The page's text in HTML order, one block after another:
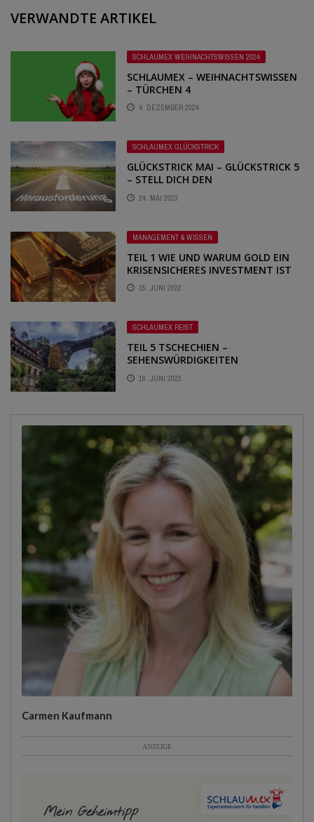
VERWANDTE ARTIKEL
SCHLAUMEX WEIHNACHTSWISSEN 2024
SCHLAUMEX – WEIHNACHTSWISSEN
– TÜRCHEN 4
4. DEZEMBER 2024
SCHLAUMEX GLÜCKSTRICK
GLÜCKSTRICK MAI – GLÜCKSTRICK 5
– STELL DICH DEN
HERAUSFORDERUNGEN
24. MAI 2023
MANAGEMENT & WISSEN
TEIL 1 WIE UND WARUM GOLD EIN
KRISENSICHERES INVESTMENT IST
15. JUNI 2022
SCHLAUMEX REIST
TEIL 5 TSCHECHIEN –
SEHENSWÜRDIGKEITEN
16. JUNI 2022
Carmen Kaufmann
ANZEIGE